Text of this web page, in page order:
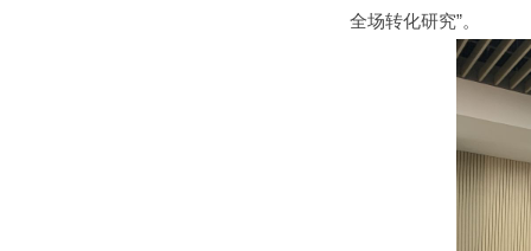
全场转化研究”。